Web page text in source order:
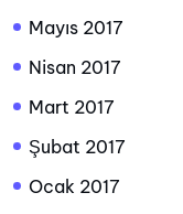
Mayıs 2017
Nisan 2017
Mart 2017
Şubat 2017
Ocak 2017